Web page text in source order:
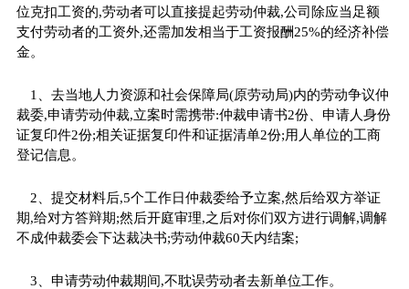
位克扣工资的,劳动者可以直接提起劳动仲裁,公司除应当足额
支付劳动者的工资外,还需加发相当于工资报酬25%的经济补偿
金。
1、去当地人力资源和社会保障局(原劳动局)内的劳动争议仲
裁委,申请劳动仲裁,立案时需携带:仲裁申请书2份、申请人身份
证复印件2份;相关证据复印件和证据清单2份;用人单位的工商
登记信息。
2、提交材料后,5个工作日仲裁委给予立案,然后给双方举证
期,给对方答辩期;然后开庭审理,之后对你们双方进行调解,调解
不成仲裁委会下达裁决书;劳动仲裁60天内结案;
3、申请劳动仲裁期间,不耽误劳动者去新单位工作。